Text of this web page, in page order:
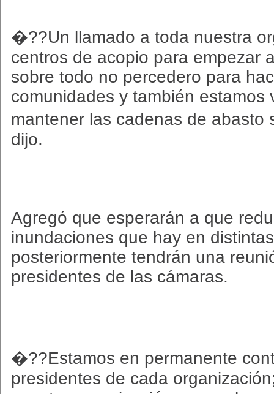
�??Un llamado a toda nuestra
centros de acopio para empezar
sobre todo no percedero para
comunidades y también estamos
mantener las cadenas de
dijo.
Agregó que esperarán a que
inundaciones que hay en
posteriormente tendrán una
presidentes de las cámaras.
�??Estamos en permanente
presidentes de cada